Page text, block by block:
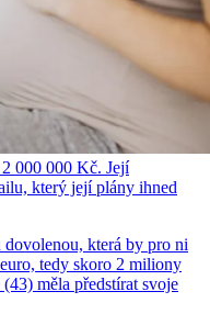
000 000 Kč. Její
který její plány ihned
dovolenou, která by pro ni
tedy skoro 2 miliony
měla předstírat svoje